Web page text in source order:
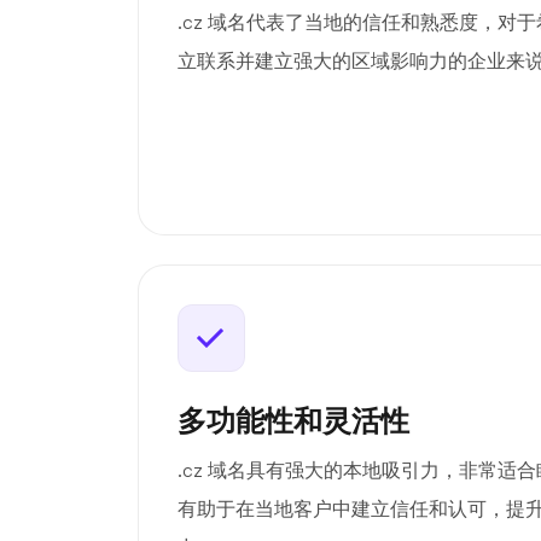
.cz 域名代表了当地的信任和熟悉度，对
立联系并建立强大的区域影响力的企业来
多功能性和灵活性
.cz 域名具有强大的本地吸引力，非常适
有助于在当地客户中建立信任和认可，提